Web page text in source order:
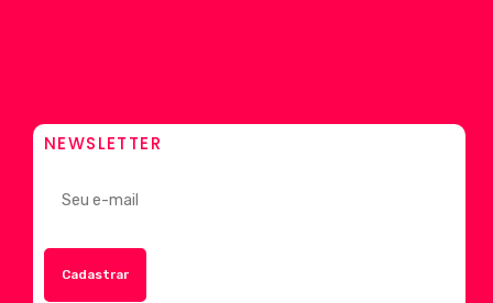
NEWSLETTER